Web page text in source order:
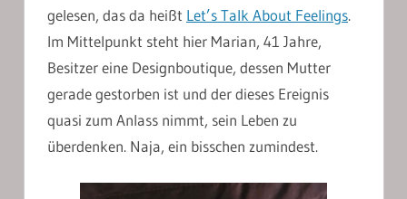
gelesen, das da heißt Let’s Talk About Feelings.
Im Mittelpunkt steht hier Marian, 41 Jahre,
Besitzer eine Designboutique, dessen Mutter
gerade gestorben ist und der dieses Ereignis
quasi zum Anlass nimmt, sein Leben zu
überdenken. Naja, ein bisschen zumindest.